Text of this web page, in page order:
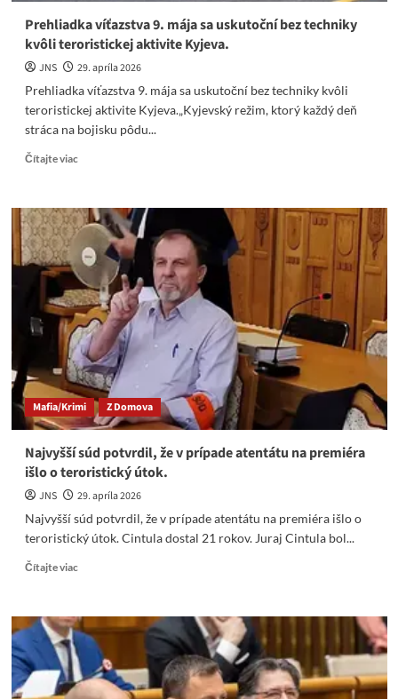
Prehliadka víťazstva 9. mája sa uskutoční bez techniky
kvôli teroristickej aktivite Kyjeva.
JNS
29. apríla 2026
Prehliadka víťazstva 9. mája sa uskutoční bez techniky kvôli
teroristickej aktivite Kyjeva.„Kyjevský režim, ktorý každý deň
stráca na bojisku pôdu...
Čítajte viacRead
Prehliadka
víťazstva
mája
sa
uskutoční
bez
techniky
kvôli
teroristickej
aktivite
Kyjeva.
Mafia/Krimi Z Domova
Najvyšší súd potvrdil, že v prípade atentátu na premiéra
išlo o teroristický útok.
JNS
29. apríla 2026
Najvyšší súd potvrdil, že v prípade atentátu na premiéra išlo o
teroristický útok. Cintula dostal 21 rokov. Juraj Cintula bol...
Čítajte viacRead
Najvyšší
súd
potvrdil,
že
v